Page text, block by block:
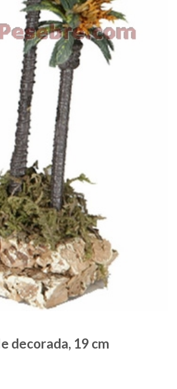
decorada, 19 cm